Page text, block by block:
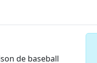
de baseball